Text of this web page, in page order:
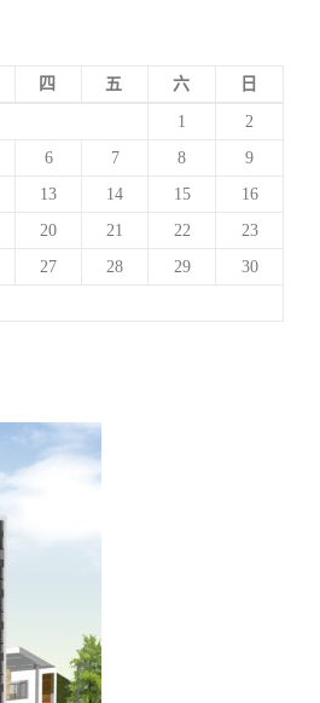
四 五 六 日
1
2
6 7 8
9
13 14 15
16
20 21 22
23
27 28 29
30